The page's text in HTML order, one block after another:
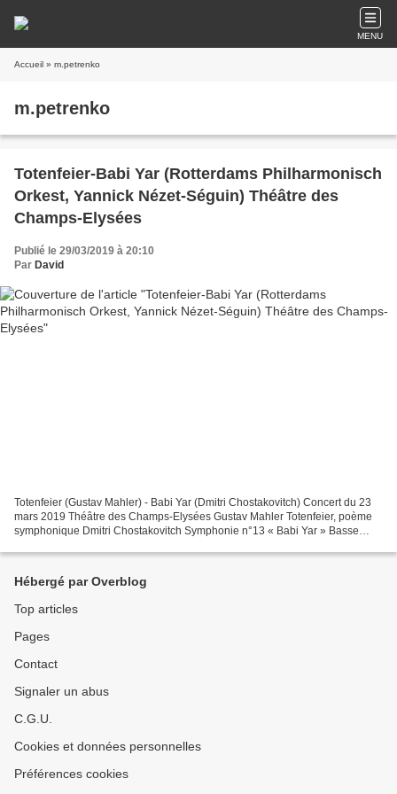
MENU
Accueil » m.petrenko
m.petrenko
Totenfeier-Babi Yar (Rotterdams Philharmonisch
Orkest, Yannick Nézet-Séguin) Théâtre des
Champs-Elysées
Publié le 29/03/2019 à 20:10
Par David
Totenfeier (Gustav Mahler) - Babi Yar (Dmitri Chostakovitch) Concert du 23
mars 2019 Théâtre des Champs-Elysées Gustav Mahler Totenfeier, poème
symphonique Dmitri Chostakovitch Symphonie n°13 « Babi Yar » Basse
Hébergé par Overblog
Top articles
Pages
Contact
Signaler un abus
C.G.U.
Cookies et données personnelles
Préférences cookies